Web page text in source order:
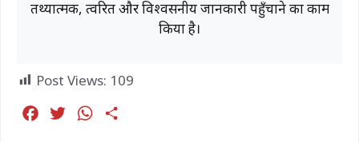
तथ्यात्मक, त्वरित और विश्वसनीय जानकारी पहुँचाने का काम
किया है।
Post Views: 109
W